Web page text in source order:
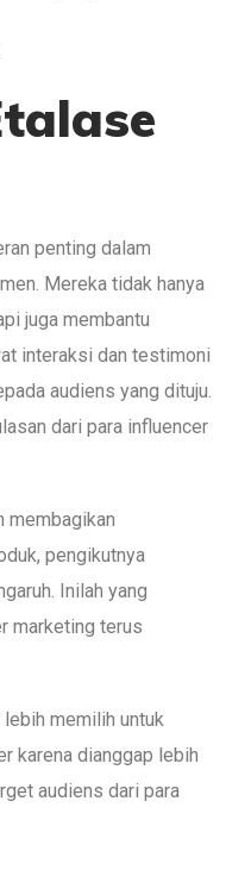
penting dalam
Mereka tidak hanya
juga membantu
interaksi dan testimoni
audiens yang dituju.
dari para influencer
membagikan
pengikutnya
Inilah yang
marketing terus
lebih memilih untuk
karena dianggap lebih
audiens dari para